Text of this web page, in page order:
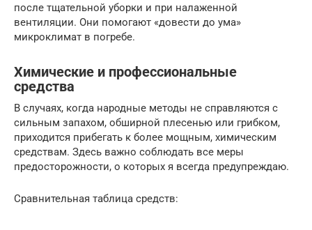
после тщательной уборки и при налаженной
вентиляции. Они помогают «довести до ума»
микроклимат в погребе.
Химические и профессиональные
средства
В случаях, когда народные методы не справляются с
сильным запахом, обширной плесенью или грибком,
приходится прибегать к более мощным, химическим
средствам. Здесь важно соблюдать все меры
предосторожности, о которых я всегда предупреждаю.
Сравнительная таблица средств: